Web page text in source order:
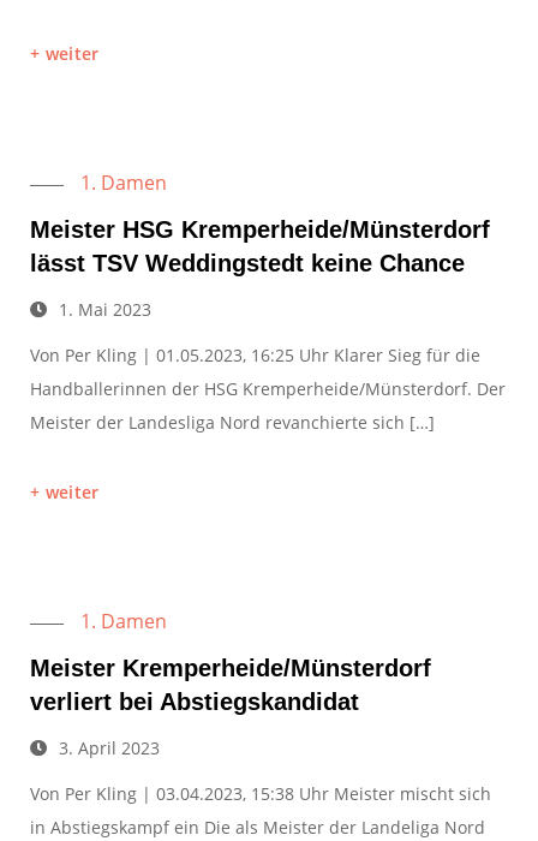
weiter
1. Damen
Meister HSG Kremperheide/Münsterdorf
lässt TSV Weddingstedt keine Chance
1. Mai 2023
Von Per Kling | 01.05.2023, 16:25 Uhr Klarer Sieg für die
Handballerinnen der HSG Kremperheide/Münsterdorf. Der
Meister der Landesliga Nord revanchierte sich […]
weiter
1. Damen
Meister Kremperheide/Münsterdorf
verliert bei Abstiegskandidat
3. April 2023
Von Per Kling | 03.04.2023, 15:38 Uhr Meister mischt sich
in Abstiegskampf ein Die als Meister der Landeliga Nord